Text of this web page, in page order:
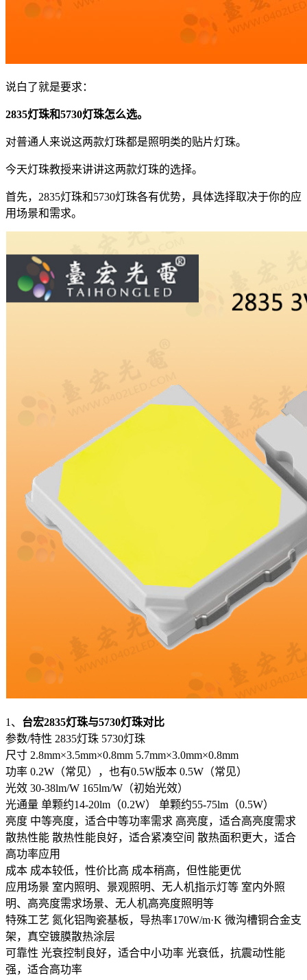
说白了就是要求：
2835灯珠和5730灯珠怎么选。
对普通人来说这两款灯珠都是照明类的贴片灯珠。
今天灯珠教授来讲讲这两款灯珠的选择。
首先，2835灯珠和5730灯珠各有优势，具体选择取决于你的应
用场景和需求。
1、 台宏2835灯珠与5730灯珠对比
参数/特性 2835灯珠 5730灯珠
尺寸 2.8mm×3.5mm×0.8mm 5.7mm×3.0mm×0.8mm
功率 0.2W（常见），也有0.5W版本 0.5W（常见）
光效 30-38lm/W 165lm/W（初始光效）
光通量 单颗约14-20lm（0.2W） 单颗约55-75lm（0.5W）
亮度 中等亮度，适合中等功率需求 高亮度，适合高亮度需求
散热性能 散热性能良好，适合紧凑空间 散热面积更大，适合
高功率应用
成本 成本较低，性价比高 成本稍高，但性能更优
应用场景 室内照明、景观照明、无人机指示灯等 室内外照
明、高亮度需求场景、无人机高亮度照明等
特殊工艺 氮化铝陶瓷基板，导热率170W/m·K 微沟槽铜合金支
架，真空镀膜散热涂层
可靠性 光衰控制良好，适合中小功率 光衰低，抗震动性能
强，适合高功率